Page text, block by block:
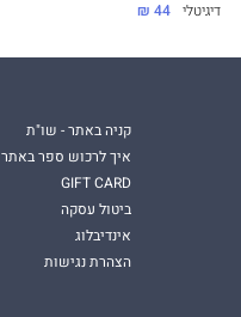
דיגיטלי 44 ₪
קניה באתר - שו"ת
איך לרכוש ספר באתר
GIFT CARD
ביטול עסקה
אינדיבלוג
הצהרת נגישות